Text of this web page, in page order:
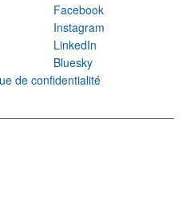
Facebook
Instagram
LinkedIn
Bluesky
de confidentialité